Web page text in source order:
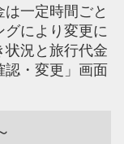
一定時間ごと
により変更に
状況と旅行代金
認・変更」画面